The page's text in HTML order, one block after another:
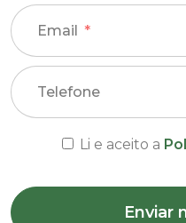
Email
Telefone
Li e aceito a
Enviar